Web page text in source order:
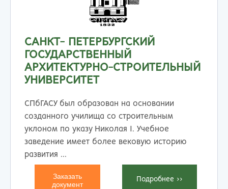
САНКТ- ПЕТЕРБУРГСКИЙ
ГОСУДАРСТВЕННЫЙ
АРХИТЕКТУРНО-СТРОИТЕЛЬНЫЙ
УНИВЕРСИТЕТ
СПбГАСУ был образован на основании
созданного училища со строительным
уклоном по указу Николая I. Учебное
заведение имеет более вековую историю
развития ...
Заказать
документ
Подробнеe >>